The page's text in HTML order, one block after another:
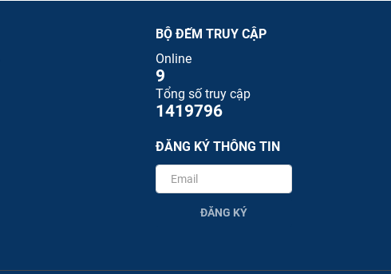
BỘ ĐẾM TRUY CẬP
Online
9
Tổng số truy cập
1419796
ĐĂNG KÝ THÔNG TIN
ĐĂNG KÝ